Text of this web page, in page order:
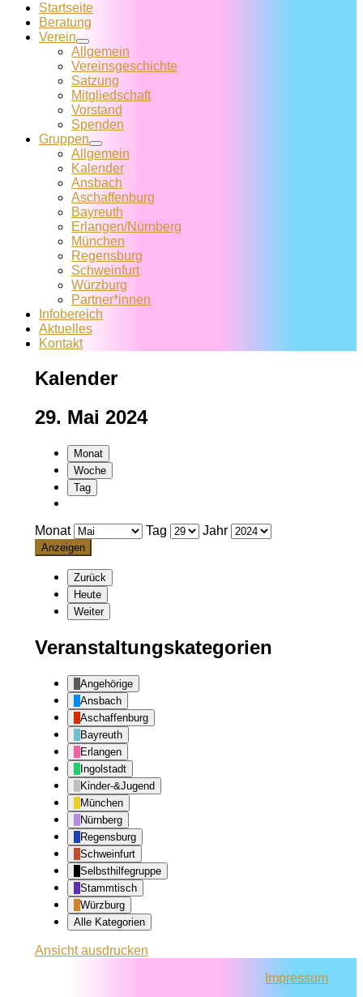
Startseite
Beratung
Verein
Allgemein
Vereins­geschichte
Satzung
Mitglied­schaft
Vorstand
Spenden
Gruppen
Allgemein
Kalender
Ansbach
Aschaffenburg
Bayreuth
Erlangen/Nürnberg
München
Regensburg
Schweinfurt
Würzburg
Partner*innen
Infobereich
Aktuelles
Kontakt
Kalender
29. Mai 2024
Monat
Woche
Tag
Monat Tag Jahr
Zurück
Heute
Weiter
Veranstaltungskategorien
Angehörige
Ansbach
Aschaffenburg
Bayreuth
Erlangen
Ingolstadt
Kinder-&Jugend
München
Nürnberg
Regensburg
Schweinfurt
Selbsthilfegruppe
Stammtisch
Würzburg
Alle Kategorien
Ansichtausdrucken
Impressum